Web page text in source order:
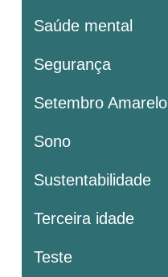
Saúde mental
Segurança
Setembro Amarelo
Sono
Sustentabilidade
Terceira idade
Teste